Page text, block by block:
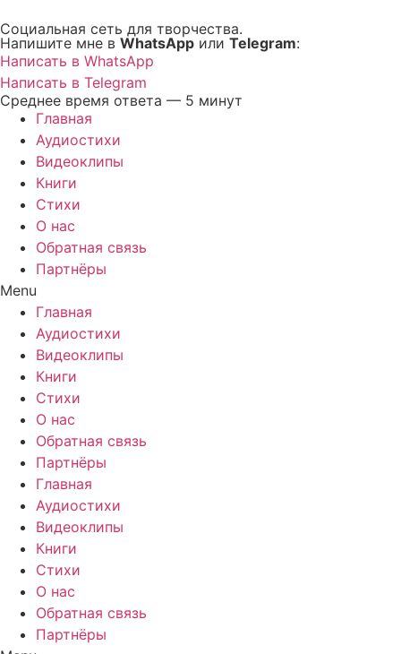
к
содержимому
Социальная сеть для творчества.
Напишите мне в WhatsApp или Telegram:
Написать в WhatsApp
Написать в Telegram
Среднее время ответа — 5 минут
Главная
Аудиостихи
Видеоклипы
Книги
Стихи
О нас
Обратная связь
Партнёры
Menu
Главная
Аудиостихи
Видеоклипы
Книги
Стихи
О нас
Обратная связь
Партнёры
Главная
Аудиостихи
Видеоклипы
Книги
Стихи
О нас
Обратная связь
Партнёры